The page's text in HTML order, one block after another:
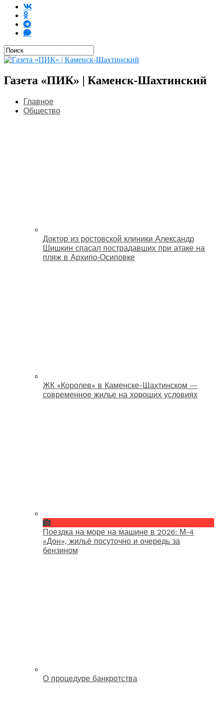
Газета «ПИК» | Каменск-Шахтинский
Главное
Общество
Доктор из ростовской клиники Александр
Шишкин спасал пострадавших при атаке на
пляж в Архипо‑Осиповке
ЖК «Королев» в Каменске-Шахтинском —
современное жилье на хороших условиях
Поездка на море на машине в 2026: М-4
«Дон», жильё посуточно и очередь за
бензином
О процедуре банкротства